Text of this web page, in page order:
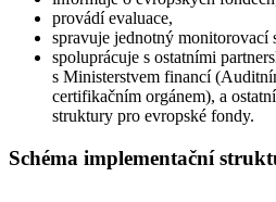
provádí evaluace,
spravuje jednotný monitorovací
spoluprácuje s ostatními
s Ministerstvem financí
certifikačním orgánem), a
struktury pro evropské fondy.
Schéma implementační